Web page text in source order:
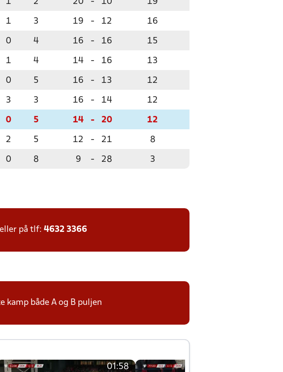
1 2 20 - 10 19
1 3 19 - 12 16
0 4 16 - 16 15
1 4 14 - 16 13
0 5 16 - 13 12
3 3 16 - 14 12
0 5 14 - 20 12
2 5 12 - 21 8
0 8 9 - 28 3
eller på tlf: 4632 3366
kamp både A og B puljen
01:58